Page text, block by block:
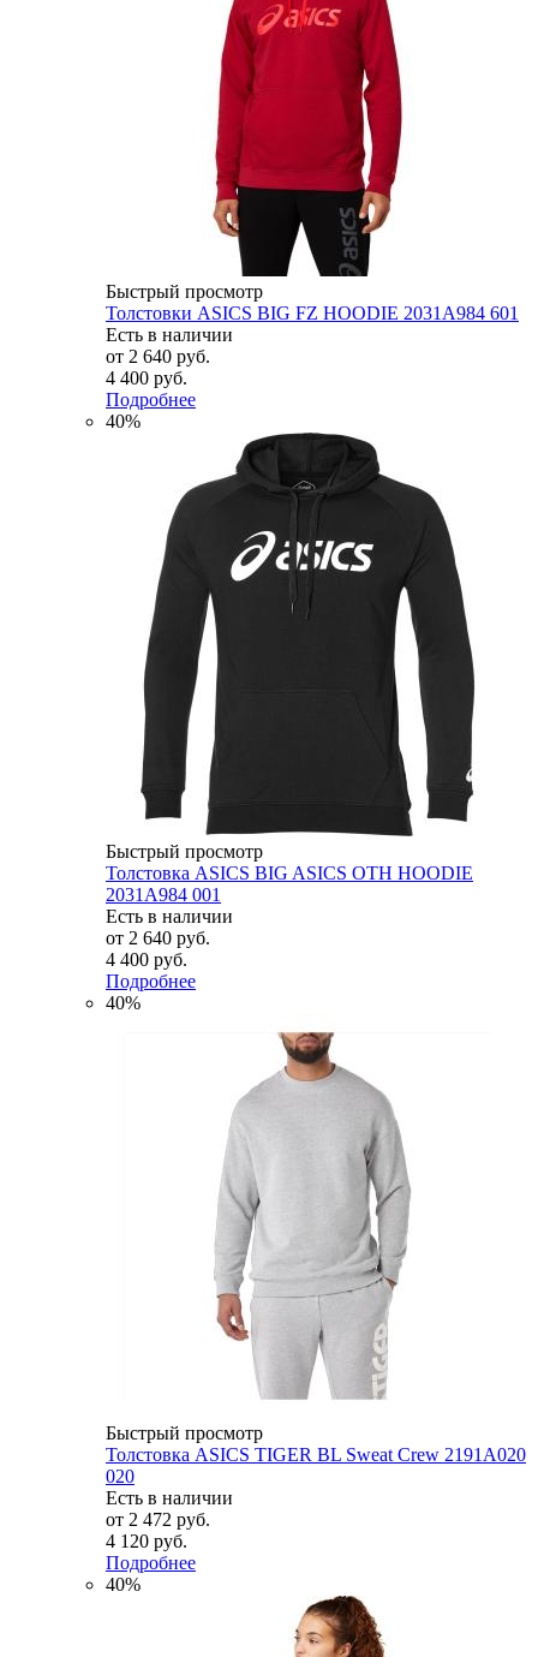
Быстрый просмотр
Толстовки ASICS BIG FZ HOODIE 2031A984 601
Есть в наличии
от 2 640 руб.
4 400 руб.
Подробнее
40%
Быстрый просмотр
Толстовка ASICS BIG ASICS OTH HOODIE
2031A984 001
Есть в наличии
от 2 640 руб.
4 400 руб.
Подробнее
40%
Быстрый просмотр
Толстовка ASICS TIGER BL Sweat Crew 2191A020
020
Есть в наличии
от 2 472 руб.
4 120 руб.
Подробнее
40%